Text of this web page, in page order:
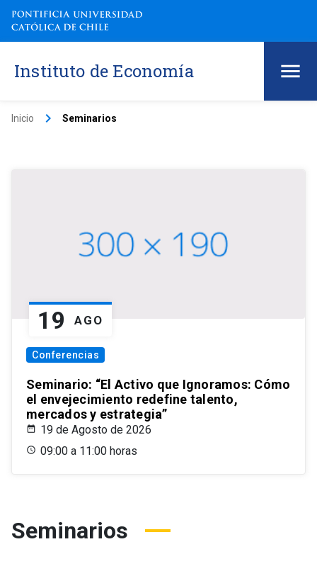
Instituto de Economía
Inicio keyboard_arrow_right Seminarios
19 AGO
Conferencias
Seminario: “El Activo que Ignoramos: Cómo
el envejecimiento redefine talento,
mercados y estrategia”
19 de Agosto de 2026
09:00 a 11:00 horas
Seminarios